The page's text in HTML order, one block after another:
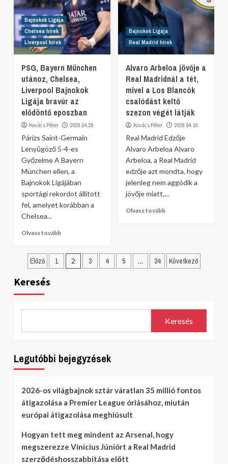
Bajnokok Ligája
Chelsea hírek
Liverpool hírek
PSG, Bayern München
utánoz, Chelsea,
Liverpool Bajnokok
Ligája bravúr az
elődöntő eposzban
Kovács Péter 2026.04.29.
Párizs Saint-Germain
Lenyűgöző 5-4-es
Győzelme A Bayern
München ellen, a
Bajnokok Ligájában
sportági rekordot állított
fel, amelyet korábban a
Chelsea...
Olvass tovább
Bajnokok Ligája
Real Madrid hírek
Alvaro Arbeloa jövője a
Real Madridnál a tét,
mivel a Los Blancók
csalódást keltő
szezon végét látják
Kovács Péter 2026.04.16.
Real Madrid Edzője
Alvaro Arbeloa Alvaro
Arbeloa, a Real Madrid
edzője azt mondta, hogy
jelenleg nem aggódik a
jövője miatt,...
Olvass tovább
Bejegyzések
Előző 1 2 3 4 5 … 34 Következő
Keresés
Keresés
Legutóbbi bejegyzések
2026-os világbajnok sztár váratlan 35 millió fontos
átigazolása a Premier League óriásához, miután
európai átigazolása meghiúsult
Hogyan tett meg mindent az Arsenal, hogy
megszerezze Vinícius Júniórt a Real Madrid
szerződéshosszabbítása előtt